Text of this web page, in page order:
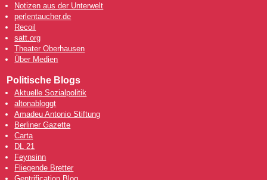
Notizen aus der Unterwelt
perlentaucher.de
Recoil
satt.org
Theater Oberhausen
Über Medien
Politische Blogs
Aktuelle Sozialpolitik
altonabloggt
Amadeu Antonio Stiftung
Berliner Gazette
Carta
DL 21
Feynsinn
Fliegende Bretter